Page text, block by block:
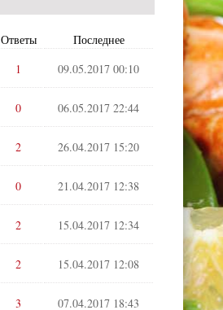
Ответы Последнее
1 09.05.2017 00:10
0 06.05.2017 22:44
2 26.04.2017 15:20
0 21.04.2017 12:38
2 15.04.2017 12:34
2 15.04.2017 12:08
3 07.04.2017 18:43